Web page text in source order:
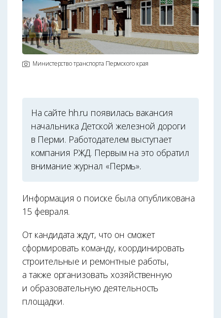
Министерство транспорта Пермского края
На сайте hh.ru появилась вакансия
начальника Детской железной дороги
в Перми. Работодателем выступает
компания РЖД. Первым на это обратил
внимание журнал «Пермь».
Информация о поиске была опубликована
15 февраля.
От кандидата ждут, что он сможет
сформировать команду, координировать
строительные и ремонтные работы,
а также организовать хозяйственную
и образовательную деятельность
площадки.